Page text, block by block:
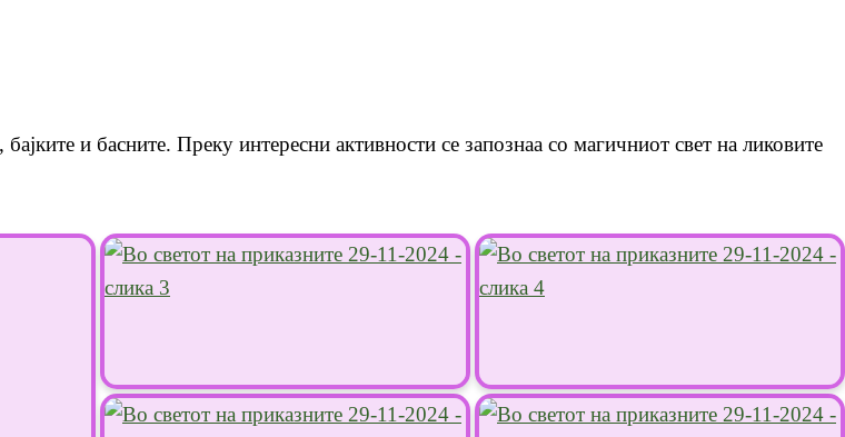
и басните. Преку интересни активности се запознаа со магичниот свет на ликовите